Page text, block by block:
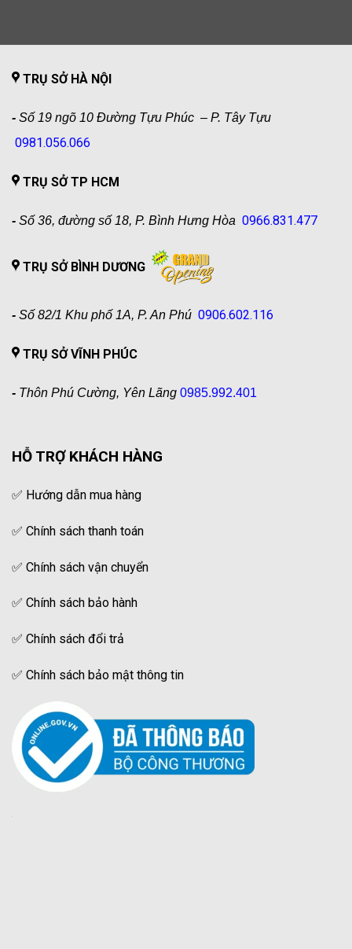
TRỤ SỞ HÀ NỘI
- Số 19 ngõ 10 Đường Tựu Phúc – P. Tây Tựu
0981.056.066
TRỤ SỞ TP HCM
- Số 36, đường số 18, P. Bình Hưng Hòa 0966.831.477
TRỤ SỞ BÌNH DƯƠNG
- Số 82/1 Khu phố 1A, P. An Phú 0906.602.116
TRỤ SỞ VĨNH PHÚC
- Thôn Phú Cường, Yên Lãng 0985.992.401
HỖ TRỢ KHÁCH HÀNG
✅ Hướng dẫn mua hàng
✅ Chính sách thanh toán
✅ Chính sách vận chuyển
✅ Chính sách bảo hành
✅ Chính sách đổi trả
✅ Chính sách bảo mật thông tin